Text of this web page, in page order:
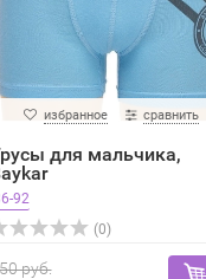
избранное сравнить
для мальчика,
92
(0)
руб.